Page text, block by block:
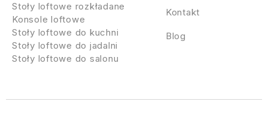
Kontakt
Blog
Stoły loftowe rozkładane
Konsole loftowe
Stoły loftowe do kuchni
Stoły loftowe do jadalni
Stoły loftowe do salonu